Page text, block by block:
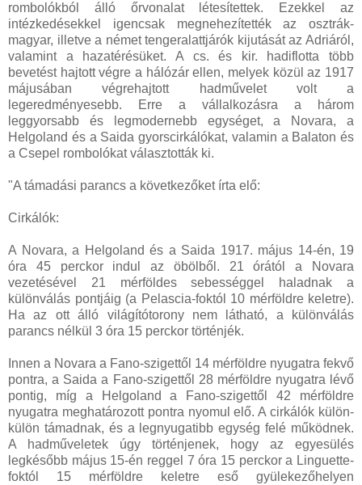
rombolókból álló őrvonalat létesítettek. Ezekkel az
intézkedésekkel igencsak megnehezítették az osztrák-
magyar, illetve a német tengeralattjárók kijutását az Adriáról,
valamint a hazatérésüket. A cs. és kir. hadiflotta több
bevetést hajtott végre a hálózár ellen, melyek közül az 1917
májusában végrehajtott hadművelet volt a
legeredményesebb. Erre a vállalkozásra a három
leggyorsabb és legmodernebb egységet, a Novara, a
Helgoland és a Saida gyorscirkálókat, valamin a Balaton és
a Csepel rombolókat választották ki.
"A támadási parancs a következőket írta elő:
Cirkálók:
A Novara, a Helgoland és a Saida 1917. május 14-én, 19
óra 45 perckor indul az öbölből. 21 órától a Novara
vezetésével 21 mérföldes sebességgel haladnak a
különválás pontjáig (a Pelascia-foktól 10 mérföldre keletre).
Ha az ott álló világítótorony nem látható, a különválás
parancs nélkül 3 óra 15 perckor történjék.
Innen a Novara a Fano-szigettől 14 mérföldre nyugatra fekvő
pontra, a Saida a Fano-szigettől 28 mérföldre nyugatra lévő
pontig, míg a Helgoland a Fano-szigettől 42 mérföldre
nyugatra meghatározott pontra nyomul elő. A cirkálók külön-
külön támadnak, és a legnyugatibb egység felé működnek.
A hadműveletek úgy történjenek, hogy az egyesülés
legkésőbb május 15-én reggel 7 óra 15 perckor a Linguette-
foktól 15 mérföldre keletre eső gyülekezőhelyen